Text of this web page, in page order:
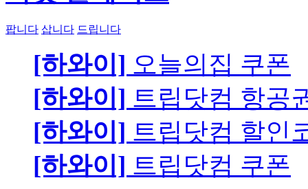
팝니다 삽니다 드립니다
[하와이] 오늘의집 쿠폰
[하와이] 트립닷컴 항공
[하와이] 트립닷컴 할인
[하와이] 트립닷컴 쿠폰